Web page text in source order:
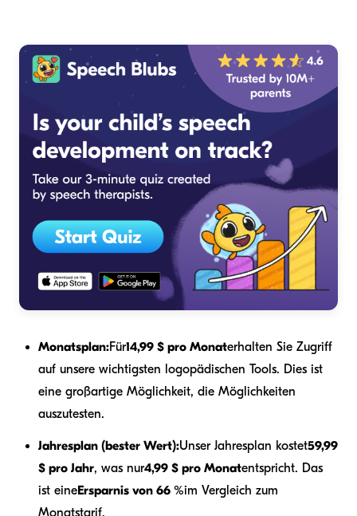
Monatsplan:Für14,99 $ pro Monaterhalten Sie Zugriff
auf unsere wichtigsten logopädischen Tools. Dies ist
eine großartige Möglichkeit, die Möglichkeiten
auszutesten.
Jahresplan (bester Wert):Unser Jahresplan kostet59,99
$ pro Jahr, was nur4,99 $ pro Monatentspricht. Das
ist eineErsparnis von 66 %im Vergleich zum
Monatstarif.